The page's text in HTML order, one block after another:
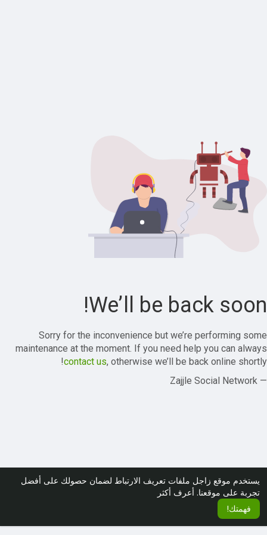
يستخدم موقع زاجل ملفات تعريف الارتباط لضمان حصولك على أفضل
تجربة على موقعنا. أعرف أكثر
فهمتك!
We’ll be back soon!
Sorry for the inconvenience but we’re performing some
maintenance at the moment. If you need help you can always
contact us, otherwise we’ll be back online shortly!
— Zajjle Social Network